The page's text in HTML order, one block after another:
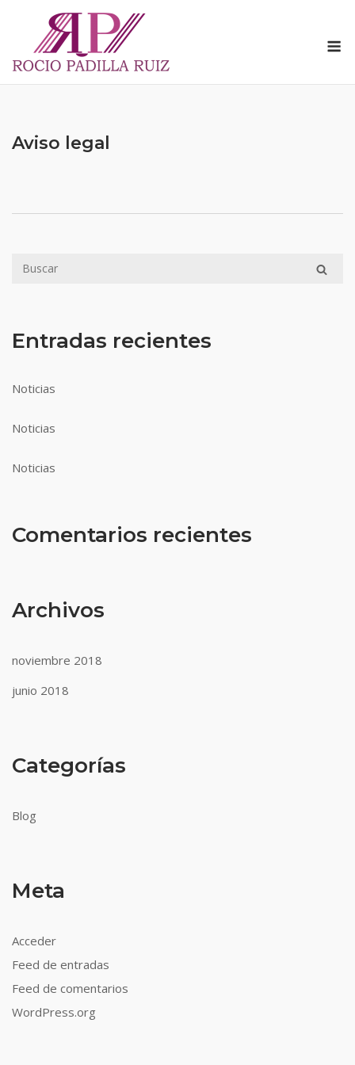
contenido
Aviso legal
Entradas recientes
Noticias
Noticias
Noticias
Comentarios recientes
Archivos
noviembre 2018
junio 2018
Categorías
Blog
Meta
Acceder
Feed de entradas
Feed de comentarios
WordPress.org